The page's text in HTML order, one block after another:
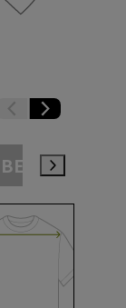
BE9 BE10